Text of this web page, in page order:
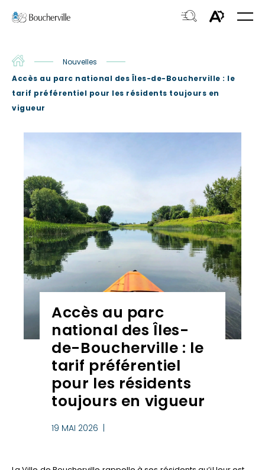
rapide
recherche.
Ouvrir
la
Accueil
Nouvelles
Accès au parc national des Îles-de-Boucherville : le
tarif préférentiel pour les résidents toujours en
vigueur
Accès au parc
national des Îles-
de-Boucherville : le
tarif préférentiel
pour les résidents
toujours en vigueur
19 MAI 2026 |